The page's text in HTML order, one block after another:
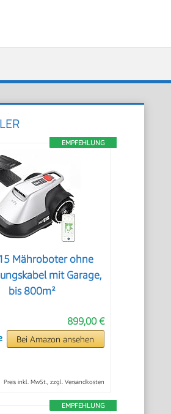
EMPFEHLUNG
Mähroboter ohne
mit Garage,
bis 800m²
899,00 €
Bei Amazon ansehen
Preis inkl. MwSt., zzgl. Versandkosten
EMPFEHLUNG